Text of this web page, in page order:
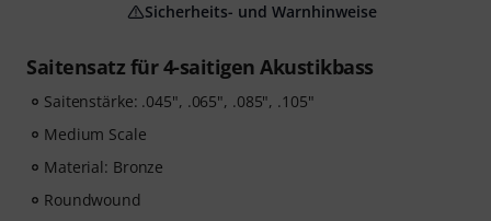
Saitensatz für 4-saitigen Akustikbass
Saitenstärke: .045", .065", .085", .105"
Medium Scale
Material: Bronze
Roundwound
Sicherheits- und Warnhinweise